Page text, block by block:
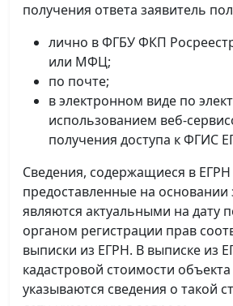
получения ответа заявитель
лично в ФГБУ ФКП
или МФЦ;
по почте;
в электронном виде по
использованием веб-
получения доступа к ФГИС
Сведения, содержащиеся в ЕГРН
предоставленные на основании
являются актуальными на дату
органом регистрации прав
выписки из ЕГРН. В выписке из
кадастровой стоимости
указываются сведения о такой